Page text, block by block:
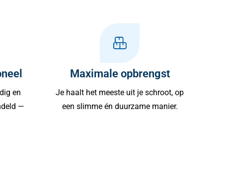
en
—
Maximale opbrengst
Je haalt het meeste uit je schroot, op
een slimme én duurzame manier.